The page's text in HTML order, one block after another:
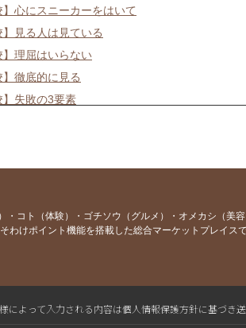
心にスニーカーをはいて
見る人は見ている
理屈はいらない
徹底的に見る
】失敗の3要素
本気なら口に出して言う
】掃除は最も簡単な修行法
】世渡りの秘宝
・コト（体験）・ゴチソウ（グルメ）・オメカシ（美
わけポイント機能を搭載した総合マーケットプレイス
によって入力される内容は個人情報保護方針に基づき